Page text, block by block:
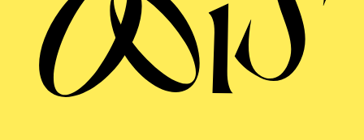
Friday
04.09.2026
20:00 - 23:00
Alfried Krupp Saal